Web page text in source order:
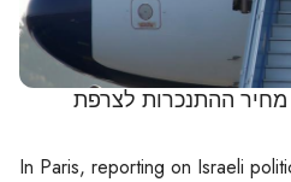
ההתנכרות לצרפת
In Paris, reporting on Israeli